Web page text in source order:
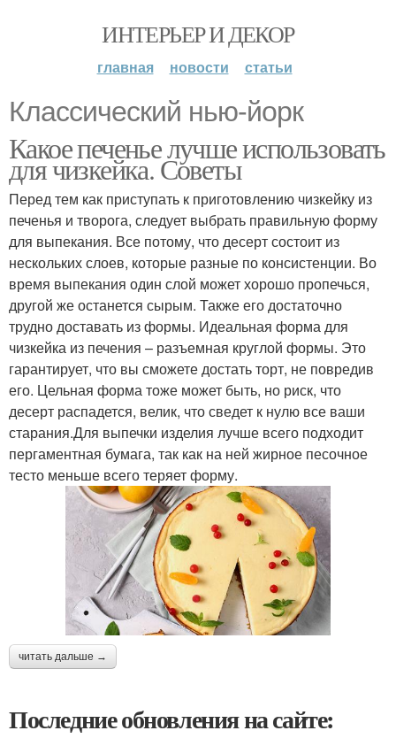
ИНТЕРЬЕР И ДЕКОР
главная новости статьи
Классический нью-йорк
Какое печенье лучше использовать
для чизкейка. Советы
Перед тем как приступать к приготовлению чизкейку из
печенья и творога, следует выбрать правильную форму
для выпекания. Все потому, что десерт состоит из
нескольких слоев, которые разные по консистенции. Во
время выпекания один слой может хорошо пропечься,
другой же останется сырым. Также его достаточно
трудно доставать из формы. Идеальная форма для
чизкейка из печения – разъемная круглой формы. Это
гарантирует, что вы сможете достать торт, не повредив
его. Цельная форма тоже может быть, но риск, что
десерт распадется, велик, что сведет к нулю все ваши
старания.Для выпечки изделия лучше всего подходит
пергаментная бумага, так как на ней жирное песочное
тесто меньше всего теряет форму.
читать дальше →
Последние обновления на сайте: